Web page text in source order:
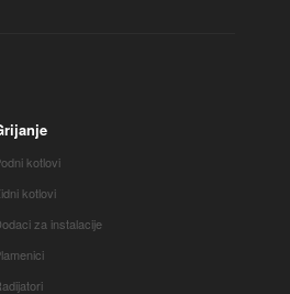
kotlovi
kotlovi
za instalacije